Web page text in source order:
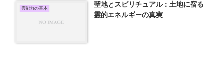
霊能力の基本
聖地とスピリチュアル：土地に宿る
霊的エネルギーの真実